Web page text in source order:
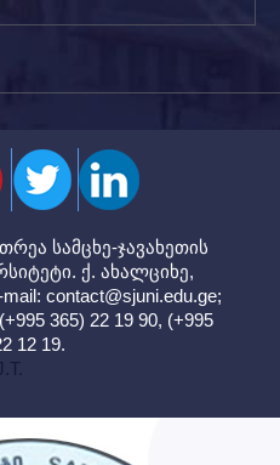
სამცხე-ჯავახეთის
ქ. ახალციხე,
contact@sjuni.edu.ge;
365) 22 19 90, (+995
12 19.